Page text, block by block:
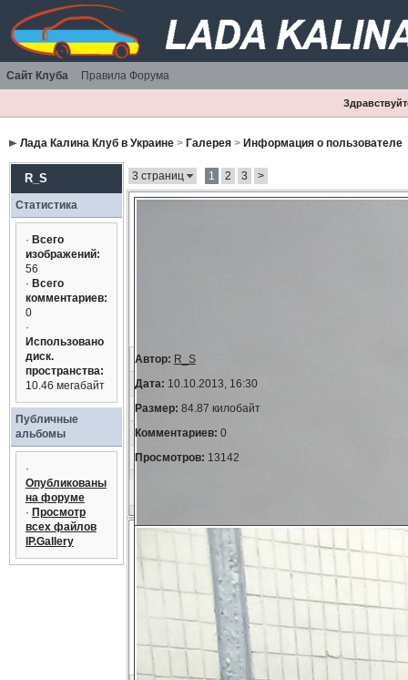
Сайт Клуба Правила Форума
Лада Калина Клуб в Украине> Галерея> Информация о пользователе
R_S
Статистика
· Всего
изображений:
56
· Всего
комментариев:
0
·
Использовано
диск.
пространства:
10.46 мегабайт
Публичные
альбомы
·
Опубликованы
на форуме
· Просмотр
всех файлов
IP.Gallery
3 страниц 1 2 3 >
Автор: R_S
Дата: 10.10.2013, 16:30
Размер: 84.87 килобайт
Комментариев: 0
Просмотров: 13142